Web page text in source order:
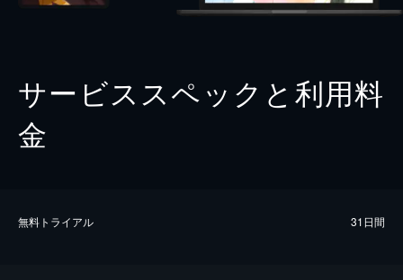
サービススペックと利用料
金
無料トライアル 31日間